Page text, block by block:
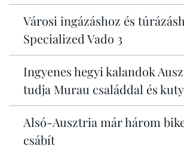
Városi ingázáshoz és
Specialized Vado 3
Ingyenes hegyi kalandok
tudja Murau családdal és
Alsó-Ausztria már három
csábít